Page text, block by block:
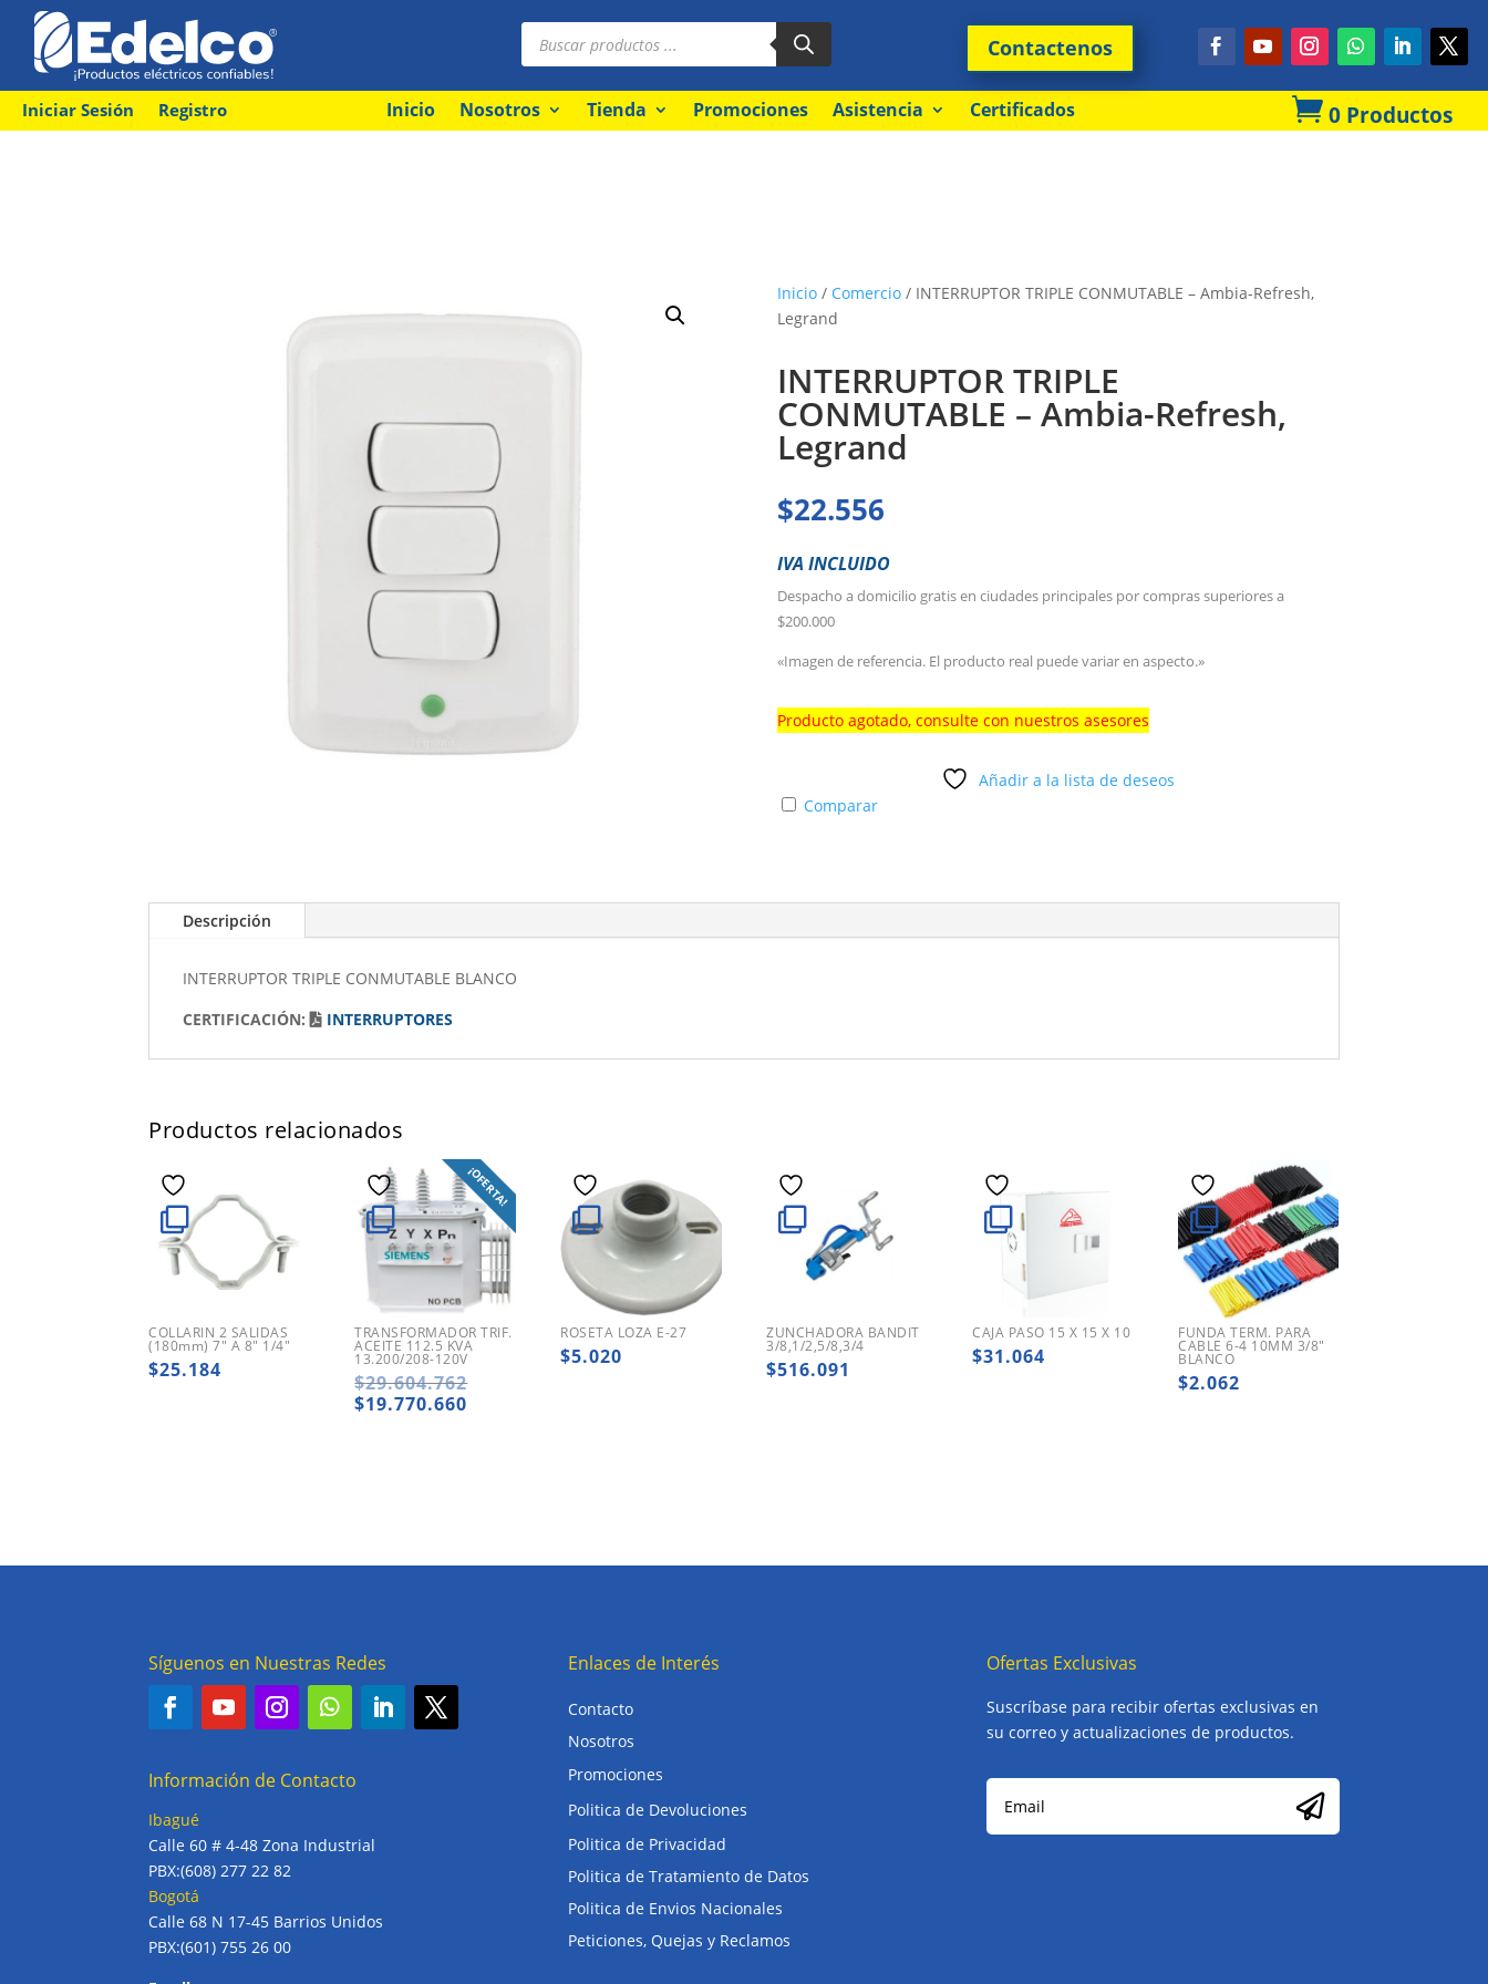
Búsqueda
productos Contactenos
Iniciar Sesión Registro Inicio Nosotros Tienda Promociones Asistencia Certificados  0 Productos
Inicio/ Comercio/ INTERRUPTOR TRIPLE CONMUTABLE – Ambia-Refresh,
Legrand
INTERRUPTOR TRIPLE
CONMUTABLE – Ambia-Refresh,
Legrand
$22.556
IVA INCLUIDO
Despacho a domicilio gratis en ciudades principales por compras superiores a
$200.000
«Imagen de referencia. El producto real puede variar en aspecto.»
Producto agotado, consulte con nuestros asesores
Añadir a la lista de deseos
Comparar
Descripción
INTERRUPTOR TRIPLE CONMUTABLE BLANCO
CERTIFICACIÓN:
INTERRUPTORES
Productos relacionados
COLLARIN 2 SALIDAS
(180mm) 7″ A 8″ 1/4″
$25.184
¡OFERTA!
TRANSFORMADOR TRIF.
ACEITE 112.5 KVA
13.200/208-120V
$29.604.762El
$19.770.660
ROSETA LOZA E-27
$5.020
ZUNCHADORA BANDIT
3/8,1/2,5/8,3/4
$516.091
CAJA PASO 15 X 15 X 10
$31.064
FUNDA TERM. PARA
CABLE 6-4 10MM 3/8″
BLANCO
$2.062
Síguenos en Nuestras Redes
Información de Contacto
Ibagué
Calle 60 # 4-48 Zona Industrial
PBX:(608) 277 22 82
Bogotá
Calle 68 N 17-45 Barrios Unidos
PBX:(601) 755 26 00
Enlaces de Interés
Contacto
Nosotros
Promociones
Politica de Devoluciones
Politica de Privacidad
Politica de Tratamiento de Datos
Politica de Envios Nacionales
Peticiones, Quejas y Reclamos
Ofertas Exclusivas
Suscríbase para recibir ofertas exclusivas en
su correo y actualizaciones de productos.